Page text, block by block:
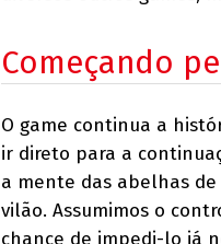
Começando
O game continua a
ir direto para a
a mente das abelhas
vilão. Assumimos o
chance de impedi-lo já